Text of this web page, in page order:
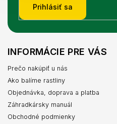
Prihlásiť sa
INFORMÁCIE PRE VÁS
Prečo nakúpiť u nás
Ako balíme rastliny
Objednávka, doprava a platba
Záhradkársky manuál
Obchodné podmienky